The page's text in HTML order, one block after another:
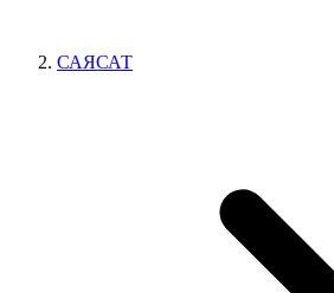
САЯСАТ